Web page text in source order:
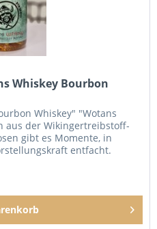
Whiskey Bourbon
Whiskey" "Wotans
aus der Wikingertreibstoff-
gibt es Momente, in
entfacht.